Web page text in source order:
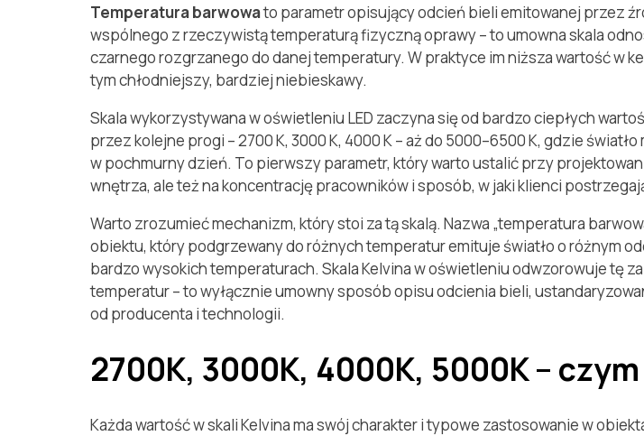
Temperatura barwowato parametr opisujący odcień bieli emitowanej przez
wspólnego z rzeczywistą temperaturą fizyczną oprawy – to umowna skala
czarnego rozgrzanego do danej temperatury. W praktyce im niższa wartość w
tym chłodniejszy, bardziej niebieskawy.
Skala wykorzystywana w oświetleniu LED zaczyna się od bardzo ciepłych
przez kolejne progi – 2700 K, 3000 K, 4000 K – aż do 5000–6500 K, gdzie
w pochmurny dzień. To pierwszy parametr, który warto ustalić przy
wnętrza, ale też na koncentrację pracowników i sposób, w jaki klienci
Warto zrozumieć mechanizm, który stoi za tą skalą. Nazwa „temperatura
obiektu, który podgrzewany do różnych temperatur emituje światło o różnym
bardzo wysokich temperaturach. Skala Kelvina w oświetleniu odwzorowuje tę
temperatur – to wyłącznie umowny sposób opisu odcienia bieli,
od producenta i technologii.
2700K, 3000K, 4000K, 5000K –
Każda wartość w skali Kelvina ma swój charakter i typowe zastosowanie w